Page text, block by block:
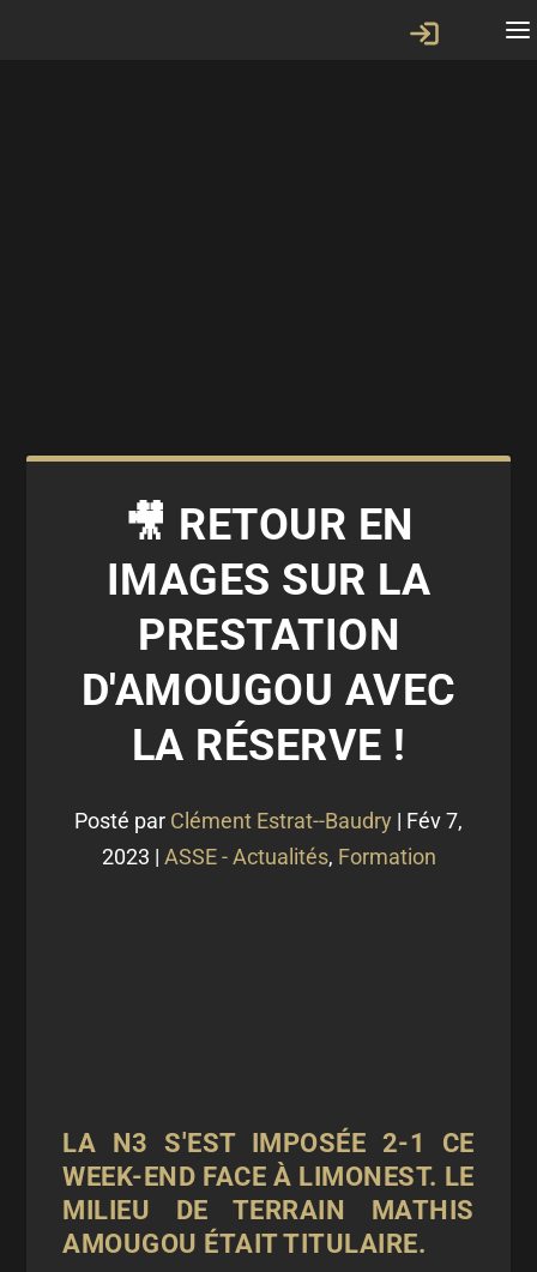
🎥 RETOUR EN
IMAGES SUR LA
PRESTATION
D'AMOUGOU AVEC
LA RÉSERVE !
Posté par Clément Estrat--Baudry | Fév 7,
2023 | ASSE - Actualités, Formation
LA N3 S'EST IMPOSÉE 2-1 CE
WEEK-END FACE À LIMONEST. LE
MILIEU DE TERRAIN MATHIS
AMOUGOU ÉTAIT TITULAIRE.